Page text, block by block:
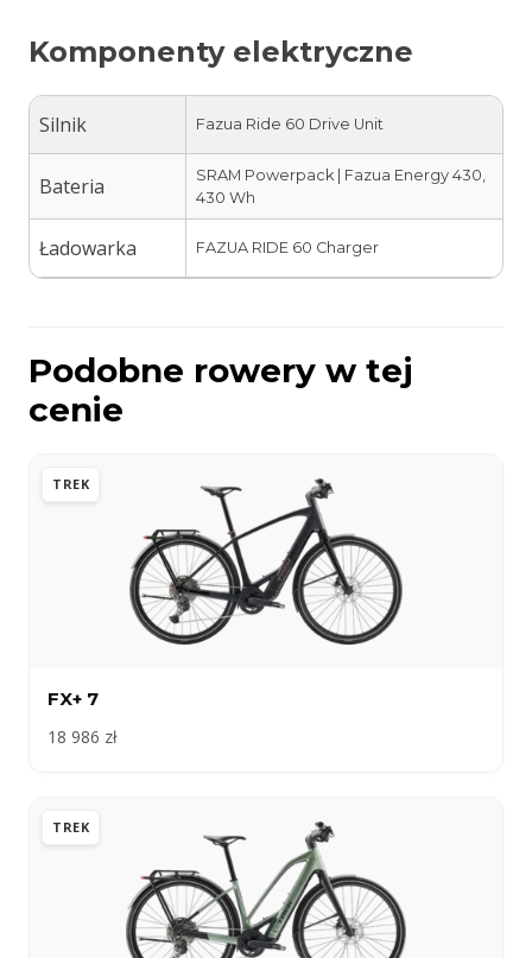
Komponenty elektryczne
Silnik Fazua Ride 60 Drive Unit
Bateria
SRAM Powerpack | Fazua Energy 430,
430 Wh
Ładowarka FAZUA RIDE 60 Charger
Podobne rowery w tej
cenie
TREK
FX+ 7
18 986 zł
TREK